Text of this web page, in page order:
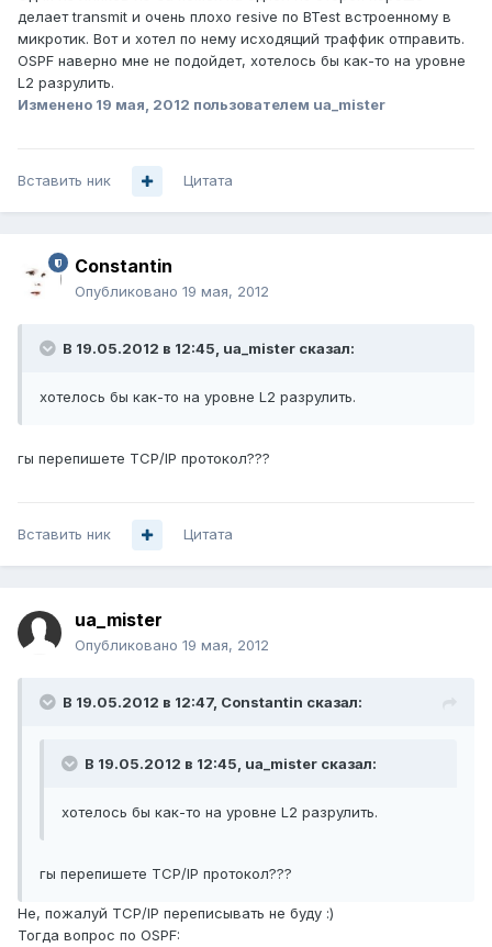
делает transmit и очень плохо resive по BTest встроенному в
микротик. Вот и хотел по нему исходящий траффик отправить.
OSPF наверно мне не подойдет, хотелось бы как-то на уровне
L2 разрулить.
Изменено 19 мая, 2012 пользователем ua_mister
Вставить ник Цитата
Constantin
Опубликовано 19 мая, 2012
В 19.05.2012 в 12:45, ua_mister сказал:
хотелось бы как-то на уровне L2 разрулить.
гы перепишете ТСР/IP протокол???
Вставить ник Цитата
ua_mister
Опубликовано 19 мая, 2012
В 19.05.2012 в 12:47, Constantin сказал:
В 19.05.2012 в 12:45, ua_mister сказал:
хотелось бы как-то на уровне L2 разрулить.
гы перепишете ТСР/IP протокол???
Не, пожалуй TCP/IP переписывать не буду :)
Тогда вопрос по OSPF: